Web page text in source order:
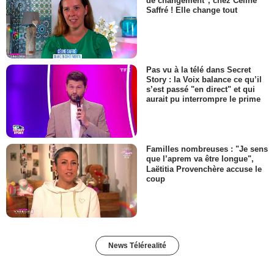
Saffré ! Elle change tout
Pas vu à la télé dans Secret
Story : la Voix balance ce qu’il
s’est passé "en direct" et qui
aurait pu interrompre le prime
Familles nombreuses : "Je sens
que l’aprem va être longue",
Laëtitia Provenchère accuse le
coup
News Télérealité